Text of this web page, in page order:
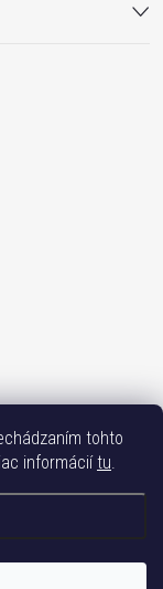
tohto
informáciítu.
vyhradené.